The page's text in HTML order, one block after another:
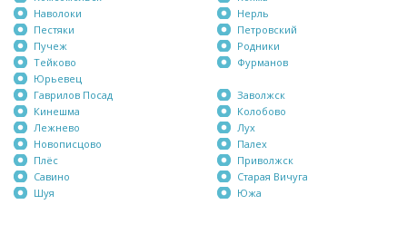
Наволоки
Пестяки
Пучеж
Тейково
Юрьевец
Нерль
Петровский
Родники
Фурманов
Гаврилов Посад
Кинешма
Лежнево
Новописцово
Плёс
Савино
Шуя
Заволжск
Колобово
Лух
Палех
Приволжск
Старая Вичуга
Южа